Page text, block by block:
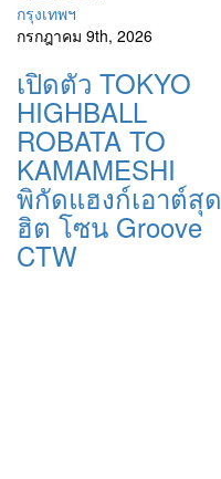
กรุงเทพฯ
กรกฎาคม 9th, 2026
เปิดตัว TOKYO
HIGHBALL
ROBATA TO
KAMAMESHI
พิกัดแฮงก์เอาต์สุด
ฮิต โซน Groove
CTW